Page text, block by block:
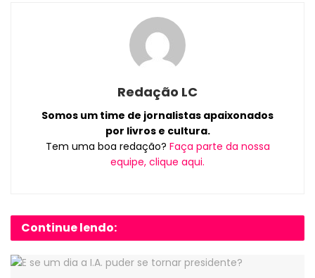
Redação LC
Somos um time de jornalistas apaixonados
por livros e cultura.
Tem uma boa redação? Faça parte da nossa
equipe, clique aqui.
Continue lendo: